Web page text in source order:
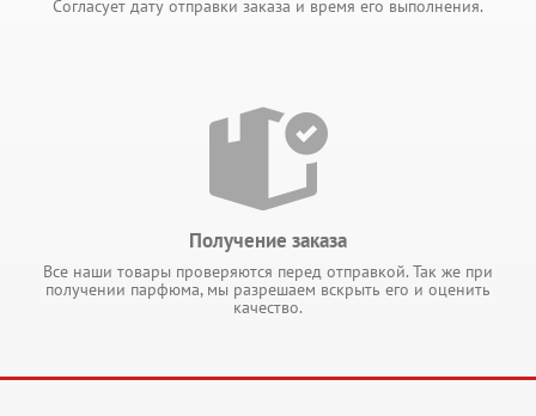
Согласует дату отправки заказа и время его выполнения.
Получение заказа
Все наши товары проверяются перед отправкой. Так же при
получении парфюма, мы разрешаем вскрыть его и оценить
качество.